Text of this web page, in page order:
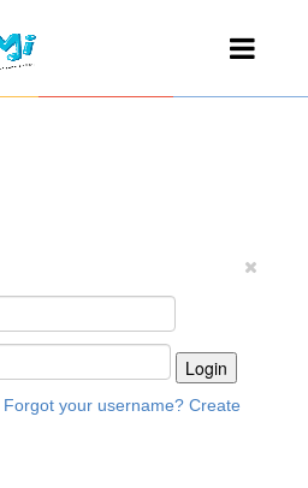
Forgot your username? Create